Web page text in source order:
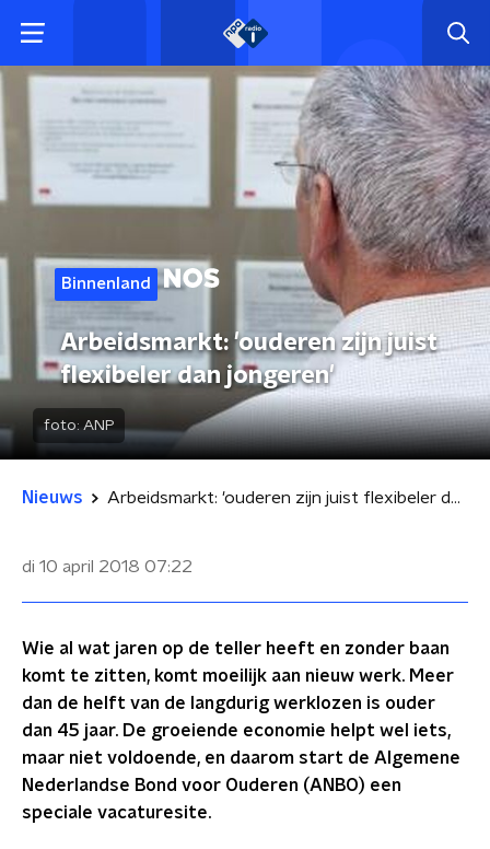
Binnenland
Arbeidsmarkt: 'ouderen zijn juist
flexibeler dan jongeren'
foto: ANP
Nieuws Arbeidsmarkt: 'ouderen zijn juist flexibeler dan jongeren'
di 10 april 2018 07:22
Wie al wat jaren op de teller heeft en zonder baan
komt te zitten, komt moeilijk aan nieuw werk. Meer
dan de helft van de langdurig werklozen is ouder
dan 45 jaar. De groeiende economie helpt wel iets,
maar niet voldoende, en daarom start de Algemene
Nederlandse Bond voor Ouderen (ANBO) een
speciale vacaturesite.